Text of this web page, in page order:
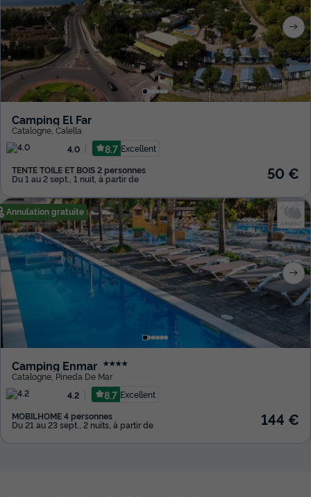
Camping El Far
Catalogne Calella
4.0
8.7 Excellent
TENTE TOILE ET BOIS 2 personnes
Du 1 au 2 sept., 1 nuit, à partir de 50 €
Annulation gratuite
Camping Enmar ★★★★
Catalogne Pineda De Mar
4.2
8.7 Excellent
MOBILHOME 4 personnes
Du 21 au 23 sept., 2 nuits, à partir de 144 €